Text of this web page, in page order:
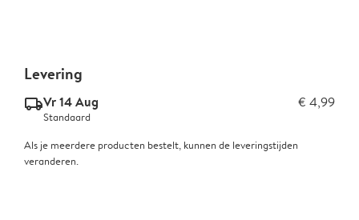
Levering
delivery_standard_v2Vr 14 Aug € 4,99
Standaard
Als je meerdere producten bestelt, kunnen de leveringstijden
veranderen.